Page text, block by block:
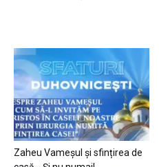
Zaheu Vameșul și sfințirea de